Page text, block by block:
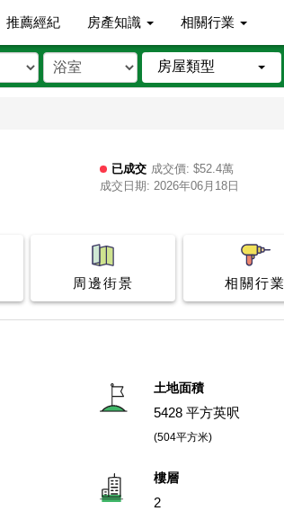
推薦經紀 房產知識 相關行業
房屋類型
已成交 成交價: $52.4萬
成交日期: 2026年06月18日
周邊街景 相關行業
土地面積
5428 平方英呎
(504平方米)
樓層
2